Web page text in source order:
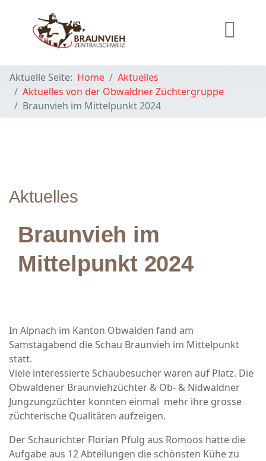
Aktuelle Seite: Home
Aktuelles
Aktuelles von der Obwaldner Züchtergruppe
Braunvieh im Mittelpunkt 2024
Aktuelles
Braunvieh im
Mittelpunkt 2024
In Alpnach im Kanton Obwalden fand am
Samstagabend die Schau Braunvieh im Mittelpunkt
statt.
Viele interessierte Schaubesucher waren auf Platz. Die
Obwaldener Braunviehzüchter & Ob- & Nidwaldner
Jungzungzüchter konnten einmal mehr ihre grosse
züchterische Qualitäten aufzeigen.
Der Schaurichter Florian Pfulg aus Romoos hatte die
Aufgabe aus 12 Abteilungen die schönsten Kühe zu